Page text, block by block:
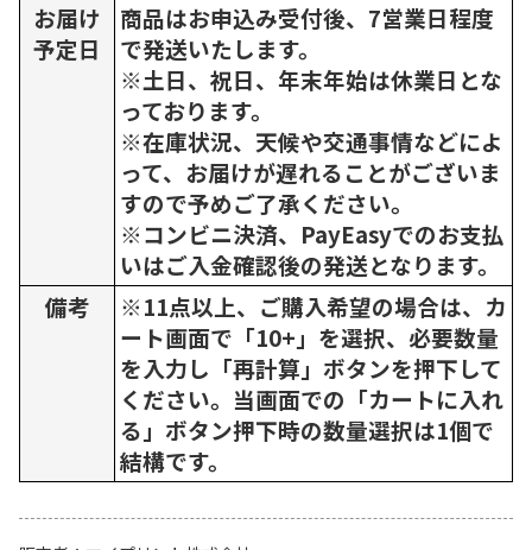
お届け
予定日
商品はお申込み受付後、7営業日程度
で発送いたします。
※土日、祝日、年末年始は休業日とな
っております。
※在庫状況、天候や交通事情などによ
って、お届けが遅れることがございま
すので予めご了承ください。
※コンビニ決済、PayEasyでのお支払
いはご入金確認後の発送となります。
備考
※11点以上、ご購入希望の場合は、カ
ート画面で「10+」を選択、必要数量
を入力し「再計算」ボタンを押下して
ください。当画面での「カートに入れ
る」ボタン押下時の数量選択は1個で
結構です。